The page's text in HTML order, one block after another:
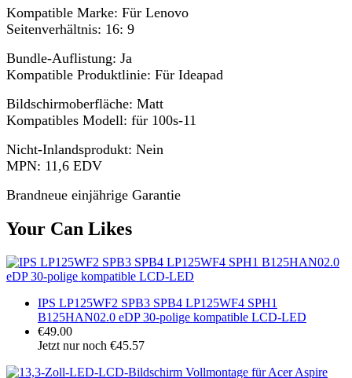
Kompatible Marke: Für Lenovo
Seitenverhältnis: 16: 9
Bundle-Auflistung: Ja
Kompatible Produktlinie: Für Ideapad
Bildschirmoberfläche: Matt
Kompatibles Modell: für 100s-11
Nicht-Inlandsprodukt: Nein
MPN: 11,6 EDV
Brandneue einjährige Garantie
Your Can Likes
IPS LP125WF2 SPB3 SPB4 LP125WF4 SPH1
B125HAN02.0 eDP 30-polige kompatible LCD-LED
€49.00
Jetzt nur noch €45.57